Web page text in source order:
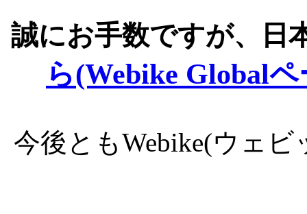
誠にお手数ですが、日
ら(Webike Global
今後ともWebike(ウェ